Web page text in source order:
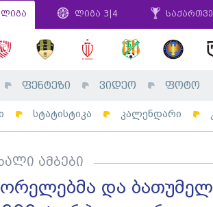
ლიგა ლიგა 3|4
ფენტეზი ვიდეო ფოტო
სტატისტიკა კალენდარი
ამბები
და